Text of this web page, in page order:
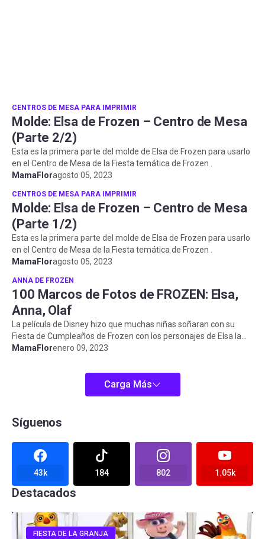
CENTROS DE MESA PARA IMPRIMIR
Molde: Elsa de Frozen – Centro de Mesa
(Parte 2/2)
Esta es la primera parte del molde de Elsa de Frozen para usarlo
en el Centro de Mesa de la Fiesta temática de Frozen .
MamaFloragosto 05, 2023
CENTROS DE MESA PARA IMPRIMIR
Molde: Elsa de Frozen – Centro de Mesa
(Parte 1/2)
Esta es la primera parte del molde de Elsa de Frozen para usarlo
en el Centro de Mesa de la Fiesta temática de Frozen .
MamaFloragosto 05, 2023
ANNA DE FROZEN
100 Marcos de Fotos de FROZEN: Elsa,
Anna, Olaf
La película de Disney hizo que muchas niñas soñaran con su
Fiesta de Cumpleaños de Frozen con los personajes de Elsa la
reina de las nieve...
MamaFlorenero 09, 2023
Carga Más
Síguenos
43k 184 802 1.05k
Destacados
FIESTA DE LA GRANJA